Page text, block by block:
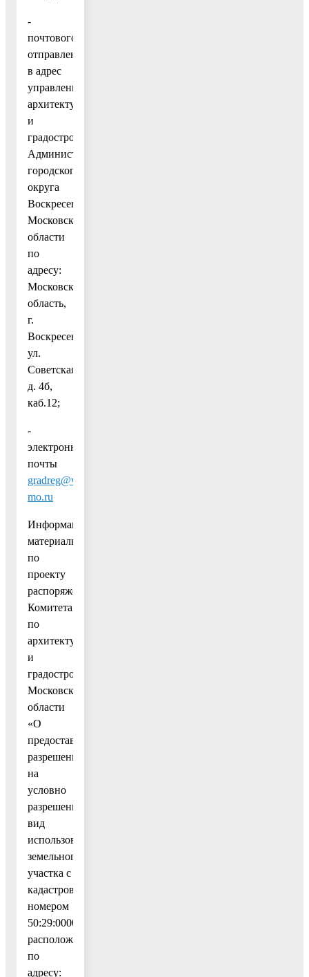
-
почтового
отправления
в адрес
управления
архитектуры
и
градостроительства
Администрации
городского
округа
Воскресенск
Московской
области
по
адресу:
Московская
область,
г.
Воскресенск,
ул.
Советская,
д. 4б,
каб.12;
-
электронной
почты
gradreg@vmr-
mo.ru
Информационные
материалы
по
проекту
распоряжения
Комитета
по
архитектуре
и
градостроительству
Московской
области
«О
предоставлении
разрешения
на
условно
разрешенный
вид
использования
земельного
участка с
кадастровым
номером
50:29:0000000:93,
расположенного
по
адресу: